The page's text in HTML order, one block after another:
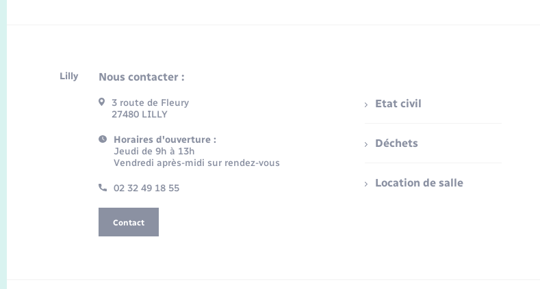
Lilly Nous contacter :
3 route de Fleury
27480 LILLY
Horaires d'ouverture :
Jeudi de 9h à 13h
Vendredi après-midi sur rendez-vous
02 32 49 18 55
Contact
Etat civil
Déchets
Location de salle